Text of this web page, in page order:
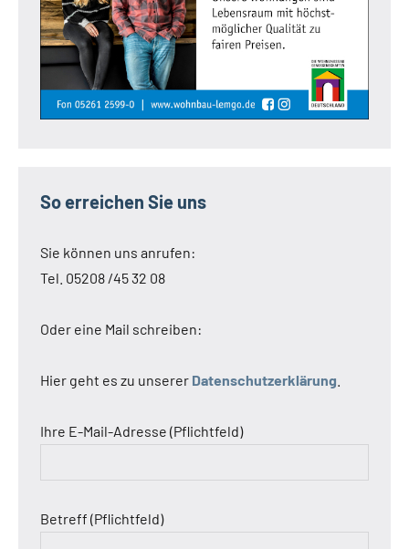
So erreichen Sie uns
Sie können uns anrufen:
Tel. 05208 /45 32 08
Oder eine Mail schreiben:
Hier geht es zu unserer Datenschutzerklärung
Ihre E-Mail-Adresse (Pflichtfeld)
Betreff (Pflichtfeld)